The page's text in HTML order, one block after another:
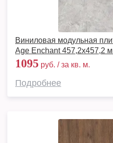
Виниловая модульная
Age Enchant 457,2x457,2
1095 руб. / за кв. м.
Подробнее